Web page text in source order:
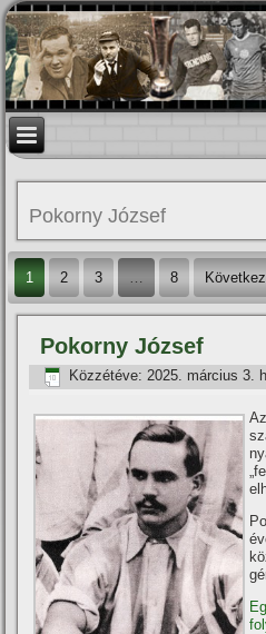
Pokorny József
1 2 3 … 8
Pokorny József
Közzétéve: 2025. március 3.